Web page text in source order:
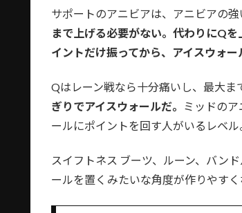
サポートのアニビアは、アニビアの強
まで上げる必要がない。代わりにQ
イントだけ振ってから、アイスウォー
Qはレーン戦なら十分痛いし、最大ま
ぎりでアイスウォールだ。
ミッドの
ールにポイントを回す人がいるレベル
スイフトネス ブーツ、ルーン、バン
ールを置くみたいな角度が作りやす